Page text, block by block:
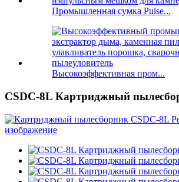
Промышленная сумка Pulse...
Высокоэффективная пром...
CSDC-8L Картриджный